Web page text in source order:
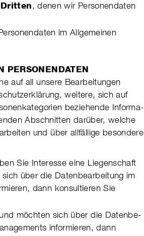
Dritten, denen wir Personendaten
im All­ge­meinen
PERSONENDATEN
auf all unsere Bear­bei­tun­gen
weitere, sich auf
beziehende Infor­ma­
Abschnit­ten darüber, welche
und über all­fäl­lige beson­dere
Sie Inte­resse eine Liegen­schaft
über die Daten­be­ar­bei­tung im
dann kon­sul­tieren Sie
möchten sich über die Daten­be­
informieren, dann